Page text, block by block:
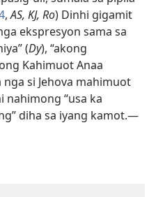
,AS, KJ, Ro) Dinhi gigamit
ekspresyon sama sa
(Dy), “akong
Kahimuot Anaa
nga si Jehova mahimuot
nahimong “usa ka
diha sa iyang kamot.​—